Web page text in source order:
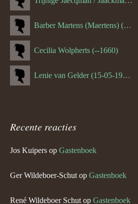
Barber Martens (Maertens) (--1658)
Cecilia Wolpherts (--1660)
Lenie van Gelder (15-05-1970)
Recente reacties
Jos Kuipers op Gastenboek
Ger Wildeboer-Schut op Gastenboek
René Wildeboer Schut op Gastenboek